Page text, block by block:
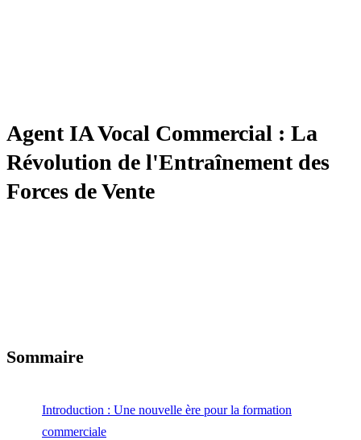
Agent IA Vocal Commercial : La
Révolution de l'Entraînement des
Forces de Vente
Sommaire
Introduction : Une nouvelle ère pour la formation
commerciale